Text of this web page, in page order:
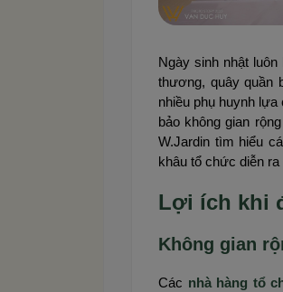
Ngày sinh nhật
thương, quây quần
nhiều phụ huynh
bảo không gian
W.Jardin tìm hiểu
khâu tổ chức diễn
Lợi ích khi
Không gian
Các nhà hàng tổ